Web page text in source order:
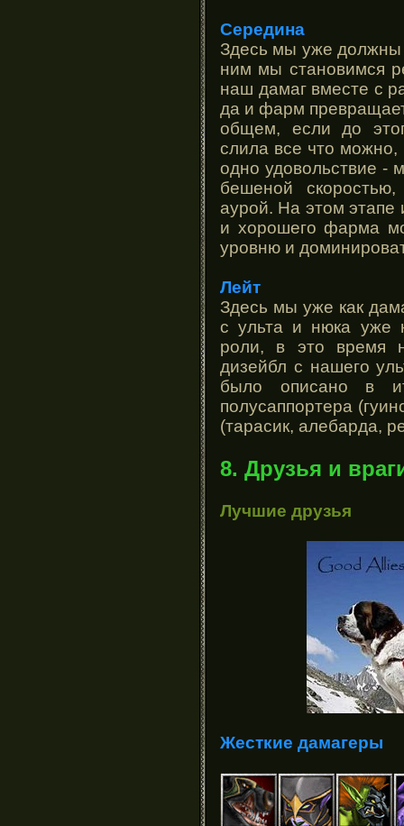
Середина
Здесь мы уже должны
ним мы становимся
наш дамаг вместе с
да и фарм
общем, если до
слила все что можно,
одно удовольствие -
бешеной
аурой. На этом этапе
и хорошего фарма
уровню и
Лейт
Здесь мы уже как
с ульта и нюка уже
роли, в это время
дизейбл с нашего
было описано в
полусаппортера
(тарасик, алебарда,
8. Друзья и
Лучшие друзья
Жесткие дамагеры